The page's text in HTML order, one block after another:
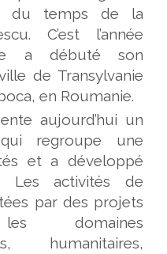
du temps de la
C’est l’année
a débuté son
de Transylvanie
en Roumanie.
aujourd’hui un
regroupe une
et a développé
Les activités de
par des projets
domaines
humanitaires,